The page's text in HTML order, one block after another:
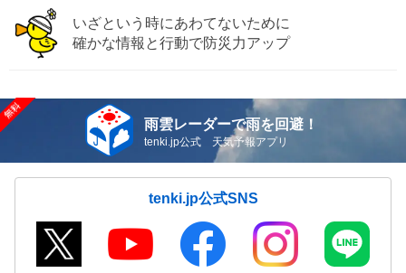
いざという時にあわてないために
確かな情報と行動で防災力アップ
雨雲レーダーで雨を回避！
tenki.jp公式 天気予報アプリ
tenki.jp公式SNS